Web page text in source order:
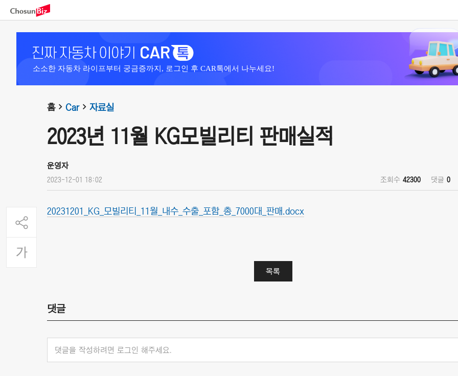
소소한 자동차 라이프부터 궁금증까지, 로그인 후 CAR톡에서 나누세요!
홈 Car 자료실
2023년 11월 KG모빌리티 판매실적
운영자
2023-12-01 18:02 조회수 42300 댓글 0
20231201_KG_모빌리티_11월_내수_수출_포함_총_7000대_판매.docx
목록
댓글
댓글을 작성하려면 로그인 해주세요.